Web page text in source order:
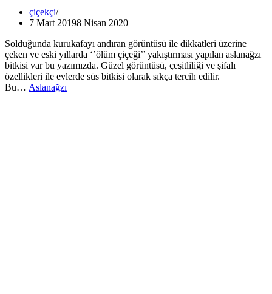
çiçekçi
7 Mart 20198 Nisan 2020
Solduğunda kurukafayı andıran görüntüsü ile dikkatleri üzerine
çeken ve eski yıllarda ‘’ölüm çiçeği’’ yakıştırması yapılan aslanağzı
bitkisi var bu yazımızda. Güzel görüntüsü, çeşitliliği ve şifalı
özellikleri ile evlerde süs bitkisi olarak sıkça tercih edilir.
Bu… Aslanağzı